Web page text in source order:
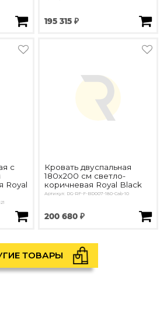
195 315 ₽
с
Royal
Кровать двуспальная
180х200 см светло-
коричневая Royal Black
Артикул: DG-RF-F-BD007-180-Cab-10
200 680 ₽
ТОВАРЫ